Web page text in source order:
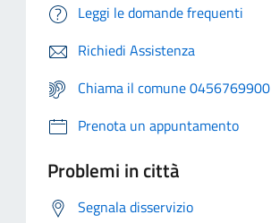
Leggi le domande frequenti
Richiedi Assistenza
Chiama il comune 0456769900
Prenota un appuntamento
Problemi in città
Segnala disservizio